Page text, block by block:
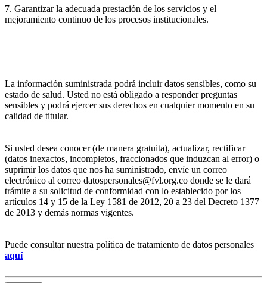
7. Garantizar la adecuada prestación de los servicios y el
mejoramiento continuo de los procesos institucionales.
La información suministrada podrá incluir datos sensibles, como su
estado de salud. Usted no está obligado a responder preguntas
sensibles y podrá ejercer sus derechos en cualquier momento en su
calidad de titular.
Si usted desea conocer (de manera gratuita), actualizar, rectificar
(datos inexactos, incompletos, fraccionados que induzcan al error) o
suprimir los datos que nos ha suministrado, envíe un correo
electrónico al correo datospersonales@fvl.org.co donde se le dará
trámite a su solicitud de conformidad con lo establecido por los
artículos 14 y 15 de la Ley 1581 de 2012, 20 a 23 del Decreto 1377
de 2013 y demás normas vigentes.
Puede consultar nuestra política de tratamiento de datos personales
aquí